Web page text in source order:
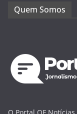
Quem Somos